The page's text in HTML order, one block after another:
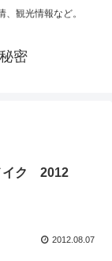
観光情報など。
密
イク 2012
2012.08.07